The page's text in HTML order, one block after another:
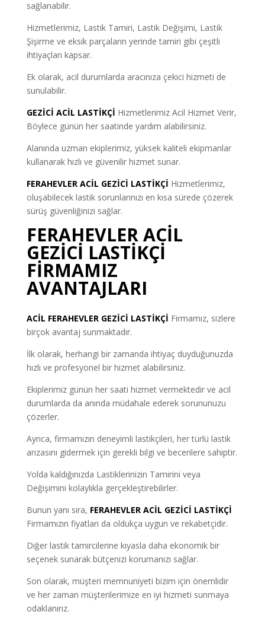
sağlanabilir.
Hizmetlerimiz, Lastik Tamiri, Lastik Değişimi, Lastik
Şişirme ve eksik parçaların yerinde tamiri gibi çeşitli
ihtiyaçları kapsar.
Ek olarak, acil durumlarda aracınıza çekici hizmeti de
sunulabilir.
GEZİCİ ACİL LASTİKÇİ Hizmetlerimiz Acil Hizmet Verir,
Böylece günün her saatinde yardım alabilirsiniz.
Alanında uzman ekiplerimiz, yüksek kaliteli ekipmanlar
kullanarak hızlı ve güvenilir hizmet sunar.
FERAHEVLER ACİL GEZİCİ LASTİKÇİ Hizmetlerimiz,
oluşabilecek lastik sorunlarınızı en kısa sürede çözerek
sürüş güvenliğinizi sağlar.
FERAHEVLER ACİL
GEZİCİ LASTİKÇİ
FİRMAMIZ
AVANTAJLARI
ACİL FERAHEVLER GEZİCİ LASTİKÇİ Firmamız, sizlere
birçok avantaj sunmaktadır.
İlk olarak, herhangi bir zamanda ihtiyaç duyduğunuzda
hızlı ve profesyonel bir hizmet alabilirsiniz.
Ekiplerimiz günün her saati hizmet vermektedir ve acil
durumlarda da anında müdahale ederek sorununuzu
çözerler.
Ayrıca, firmamızın deneyimli lastikçileri, her türlü lastik
arızasını gidermek için gerekli bilgi ve becerilere sahiptir.
Yolda kaldığınızda Lastiklerinizin Tamirini veya
Değişimini kolaylıkla gerçekleştirebilirler.
Bunun yanı sıra, FERAHEVLER ACİL GEZİCİ LASTİKÇİ
Firmamızın fiyatları da oldukça uygun ve rekabetçidir.
Diğer lastik tamircilerine kıyasla daha ekonomik bir
seçenek sunarak bütçenizi korumanızı sağlar.
Son olarak, müşteri memnuniyeti bizim için önemlidir
ve her zaman müşterilerimize en iyi hizmeti sunmaya
odaklanırız.